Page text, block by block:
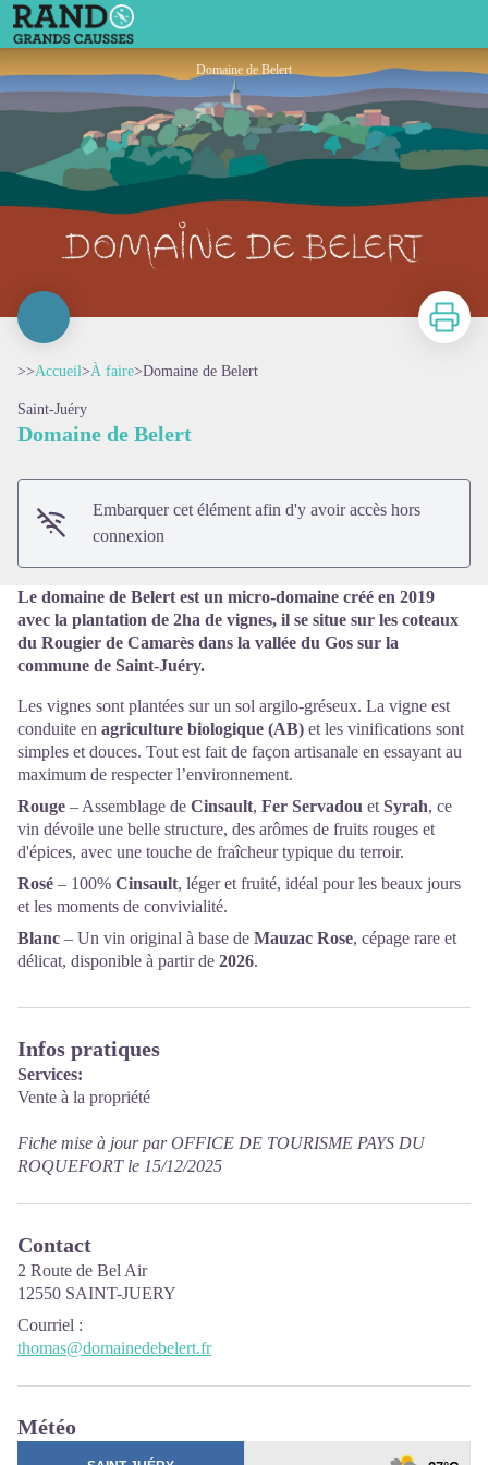
Domaine de Belert
Domaine de Belert
Imprimer
>>Accueil>À faire>Domaine de Belert
Saint-Juéry
Domaine de Belert
Embarquer cet élément afin d'y avoir accès hors
connexion
Le domaine de Belert est un micro-domaine créé en 2019
avec la plantation de 2ha de vignes, il se situe sur les coteaux
du Rougier de Camarès dans la vallée du Gos sur la
commune de Saint-Juéry.
Les vignes sont plantées sur un sol argilo-gréseux. La vigne est
conduite en agriculture biologique (AB) et les vinifications sont
simples et douces. Tout est fait de façon artisanale en essayant au
maximum de respecter l’environnement.
Rouge – Assemblage de Cinsault, Fer Servadou et Syrah, ce
vin dévoile une belle structure, des arômes de fruits rouges et
d'épices, avec une touche de fraîcheur typique du terroir.
Rosé – 100% Cinsault, léger et fruité, idéal pour les beaux jours
et les moments de convivialité.
Blanc – Un vin original à base de Mauzac Rose, cépage rare et
délicat, disponible à partir de 2026.
Infos pratiques
Services:
Vente à la propriété
Fiche mise à jour par OFFICE DE TOURISME PAYS DU
ROQUEFORT le 15/12/2025
Contact
2 Route de Bel Air
12550 SAINT-JUERY
Courriel :
thomas@domainedebelert.fr
Météo